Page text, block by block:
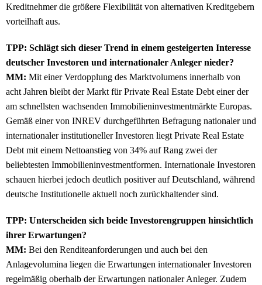
Kreditnehmer die größere Flexibilität von alternativen Kreditgebern
vorteilhaft aus.
TPP: Schlägt sich dieser Trend in einem gesteigerten Interesse
deutscher Investoren und internationaler Anleger nieder?
MM: Mit einer Verdopplung des Marktvolumens innerhalb von
acht Jahren bleibt der Markt für Private Real Estate Debt einer der
am schnellsten wachsenden Immobilieninvestmentmärkte Europas.
Gemäß einer von INREV durchgeführten Befragung nationaler und
internationaler institutioneller Investoren liegt Private Real Estate
Debt mit einem Nettoanstieg von 34% auf Rang zwei der
beliebtesten Immobilieninvestmentformen. Internationale Investoren
schauen hierbei jedoch deutlich positiver auf Deutschland, während
deutsche Institutionelle aktuell noch zurückhaltender sind.
TPP: Unterscheiden sich beide Investorengruppen hinsichtlich
ihrer Erwartungen?
MM: Bei den Renditeanforderungen und auch bei den
Anlagevolumina liegen die Erwartungen internationaler Investoren
regelmäßig oberhalb der Erwartungen nationaler Anleger. Zudem